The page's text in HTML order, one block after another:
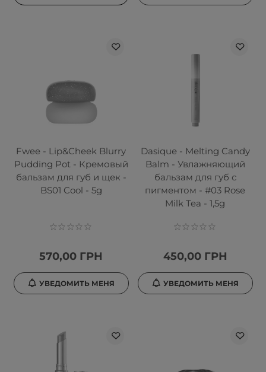
Fwee - Lip&Cheek Blurry
Pudding Pot - Кремовый
бальзам для губ и щек -
BS01 Cool - 5g
570,00 ГРН
УВЕДОМИТЬ МЕНЯ
Dasique - Melting Candy
Balm - Увлажняющий
бальзам для губ с
пигментом - #03 Rose
Milk Tea - 1,5g
450,00 ГРН
УВЕДОМИТЬ МЕНЯ